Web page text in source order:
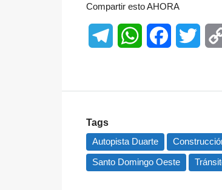
Compartir esto AHORA
TelegramWhatsAppFacebook
Tags
Autopista Duarte
Santo Domingo Oeste